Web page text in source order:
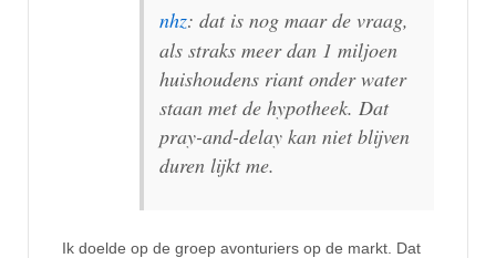
nhz: dat is nog maar de vraag,
als straks meer dan 1 miljoen
huishoudens riant onder water
staan met de hypotheek. Dat
pray-and-delay kan niet blijven
duren lijkt me.
Ik doelde op de groep avonturiers op de markt. Dat